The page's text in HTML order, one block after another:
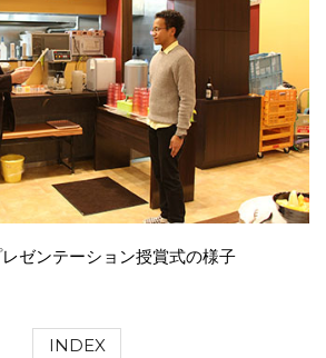
ゼンテーション授賞式の様子
INDEX